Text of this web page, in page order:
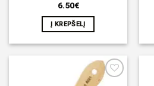
6.50€
Į KREPŠELĮ